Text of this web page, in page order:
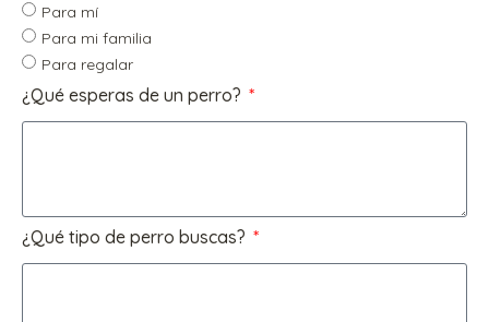
Para mí
Para mi familia
Para regalar
¿Qué esperas de un perro?
¿Qué tipo de perro buscas?